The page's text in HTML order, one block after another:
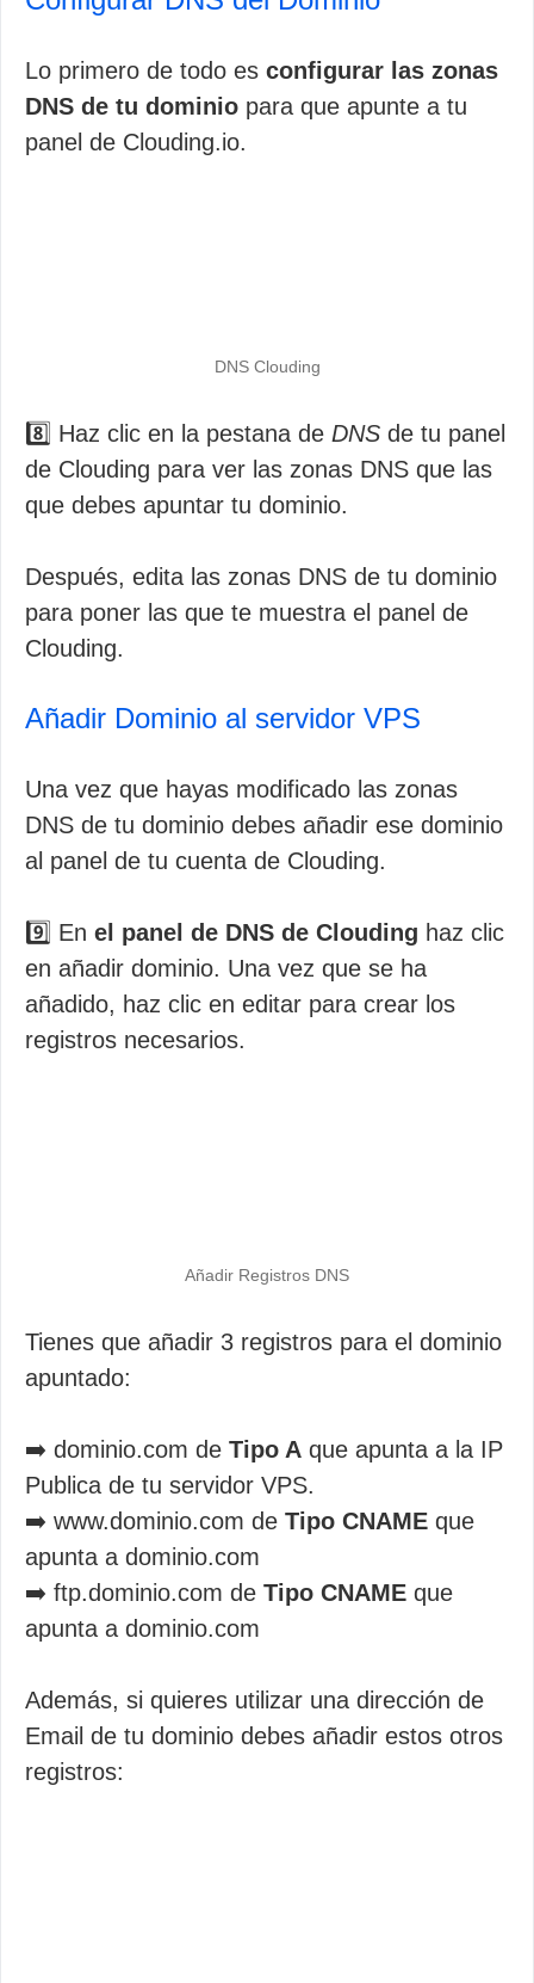
Lo primero de todo es configurar las zonas
DNS de tu dominio para que apunte a tu
panel de Clouding.io.
DNS Clouding
8️⃣ Haz clic en la pestana de DNS de tu panel
de Clouding para ver las zonas DNS que las
que debes apuntar tu dominio.
Después, edita las zonas DNS de tu dominio
para poner las que te muestra el panel de
Clouding.
Añadir Dominio al servidor VPS
Una vez que hayas modificado las zonas
DNS de tu dominio debes añadir ese dominio
al panel de tu cuenta de Clouding.
9️⃣ En el panel de DNS de Clouding haz clic
en añadir dominio. Una vez que se ha
añadido, haz clic en editar para crear los
registros necesarios.
Añadir Registros DNS
Tienes que añadir 3 registros para el dominio
apuntado:
➡️ dominio.com de Tipo A que apunta a la IP
Publica de tu servidor VPS.
➡️ www.dominio.com de Tipo CNAME que
apunta a dominio.com
➡️ ftp.dominio.com de Tipo CNAME que
apunta a dominio.com
Además, si quieres utilizar una dirección de
Email de tu dominio debes añadir estos otros
registros: